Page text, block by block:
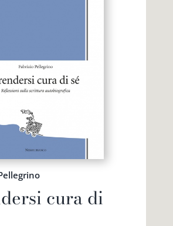
cura di